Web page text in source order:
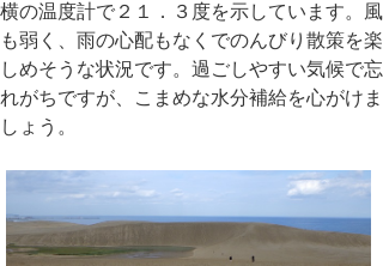
横の温度計で２１．３度を示しています。風
も弱く、雨の心配もなくでのんびり散策を楽
しめそうな状況です。過ごしやすい気候で忘
れがちですが、こまめな水分補給を心がけま
しょう。